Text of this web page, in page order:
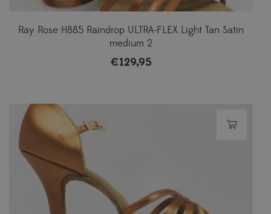
Ray Rose H885 Raindrop ULTRA-FLEX Light Tan Satin
medium 2
€129,95